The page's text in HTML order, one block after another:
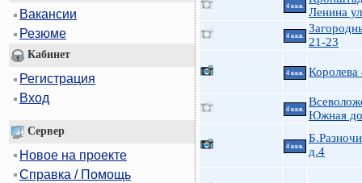
Вакансии
Резюме
Кабинет
Регистрация
Вход
Сервер
Новое на проекте
Справка / Помощь
4 ккв.
Ленина
4 ккв.
21-23
4 ккв. Королева
4 ккв.
Южная
4 ккв.
д.4